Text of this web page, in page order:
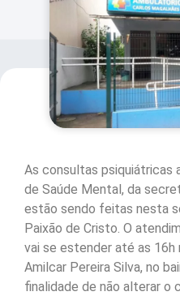
As consultas psiquiátricas
de Saúde Mental, da
estão sendo feitas nesta
Paixão de Cristo. O
vai se estender até as 16h
Amilcar Pereira Silva, no
finalidade de não alterar o